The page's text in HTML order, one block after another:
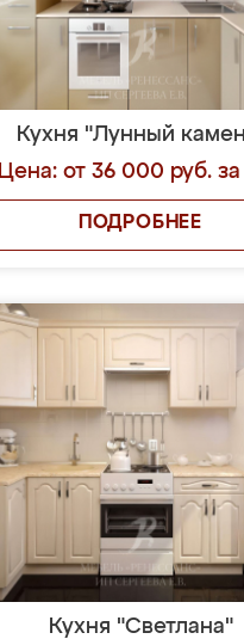
Кухня "Лунный
Цена: от 36 000 руб.
ПОДРОБНЕЕ
Кухня "Светлана"